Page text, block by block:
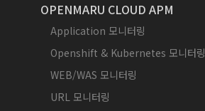
OPENMARU CLOUD APM
Application 모니터링
Openshift & Kubernetes 모니터링
WEB/WAS 모니터링
URL 모니터링